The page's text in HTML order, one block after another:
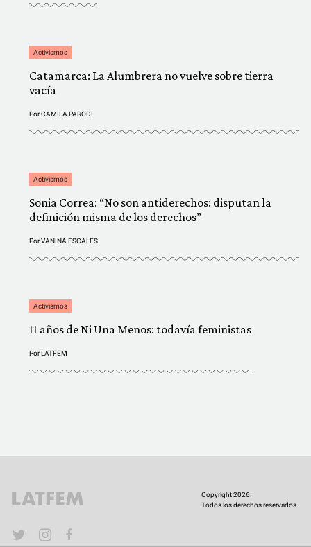
Activismos
Catamarca: La Alumbrera no vuelve sobre tierra
vacía
PorCAMILA PARODI
Activismos
Sonia Correa: “No son antiderechos: disputan la
definición misma de los derechos”
PorVANINA ESCALES
Activismos
11 años de Ni Una Menos: todavía feministas
PorLATFEM
Copyright 2026.
Todos los derechos reservados.